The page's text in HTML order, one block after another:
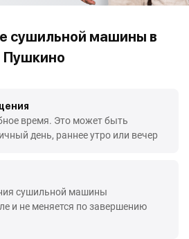
сушильной машины в
Пушкино
время. Это может быть
день, раннее утро или вечер
сушильной машины
и не меняется по завершению